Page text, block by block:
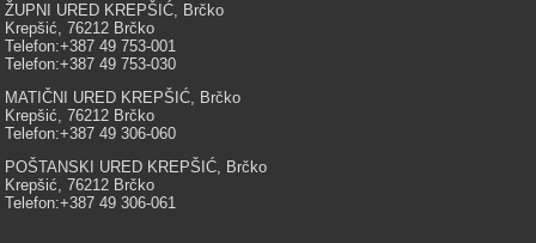
ŽUPNI URED KREPŠIĆ, Brčko
Krepšić, 76212 Brčko
Telefon:+387 49 753-001
Telefon:+387 49 753-030
MATIČNI URED KREPŠIĆ, Brčko
Krepšić, 76212 Brčko
Telefon:+387 49 306-060
POŠTANSKI URED KREPŠIĆ, Brčko
Krepšić, 76212 Brčko
Telefon:+387 49 306-061